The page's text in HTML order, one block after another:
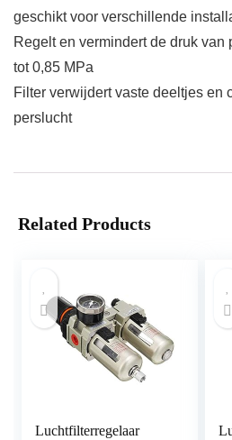
geschikt voor verschillende
Regelt en vermindert de druk van
tot 0,85 MPa
Filter verwijdert vaste deeltjes en
perslucht
Related Products
Luchtfilterregelaar